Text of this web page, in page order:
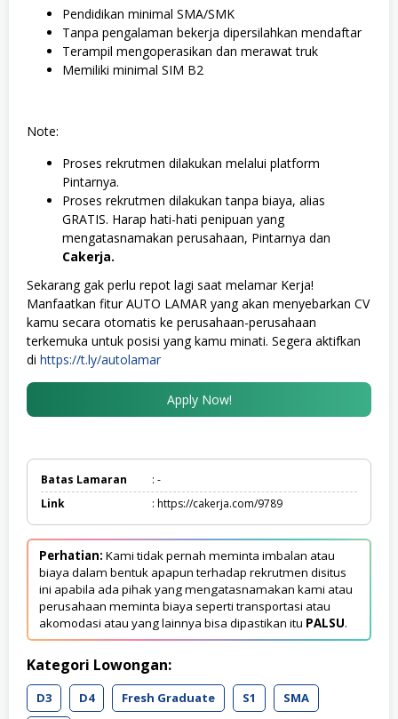
Pendidikan minimal SMA/SMK
Tanpa pengalaman bekerja dipersilahkan mendaftar
Terampil mengoperasikan dan merawat truk
Memiliki minimal SIM B2
Note:
Proses rekrutmen dilakukan melalui platform
Pintarnya.
Proses rekrutmen dilakukan tanpa biaya, alias
GRATIS. Harap hati-hati penipuan yang
mengatasnamakan perusahaan, Pintarnya dan
Cakerja.
Sekarang gak perlu repot lagi saat melamar Kerja!
Manfaatkan fitur AUTO LAMAR yang akan menyebarkan CV
kamu secara otomatis ke perusahaan-perusahaan
terkemuka untuk posisi yang kamu minati. Segera aktifkan
di https://t.ly/autolamar
Apply Now!
Batas Lamaran
: -
Link
: https://cakerja.com/9789
Perhatian: Kami tidak pernah meminta imbalan atau
biaya dalam bentuk apapun terhadap rekrutmen disitus
ini apabila ada pihak yang mengatasnamakan kami atau
perusahaan meminta biaya seperti transportasi atau
akomodasi atau yang lainnya bisa dipastikan itu PALSU.
Kategori Lowongan:
D3 D4 Fresh Graduate S1
SMA